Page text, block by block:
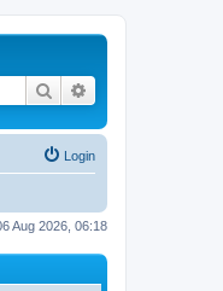
Search
Login
Aug 2026, 06:18